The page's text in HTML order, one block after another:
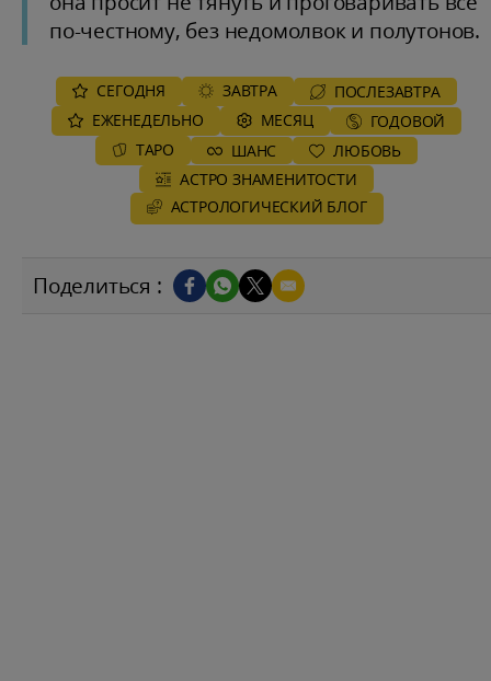
по-честному, без недомолвок и полутонов.
СЕГОДНЯ ЗАВТРА
ПОСЛЕЗАВТРА
ЕЖЕНЕДЕЛЬНО
MЕСЯЦ
ГОДОВОЙ
ТАРО
ШАНС
ЛЮБОВЬ
АСТРО ЗНАМЕНИТОСТИ
AСТРОЛОГИЧЕСКИЙ БЛОГ
Поделиться :